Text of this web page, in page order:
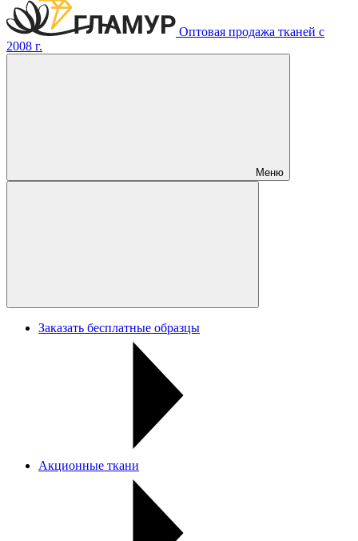
Оптовая продажа тканей с
2008 г.
Меню
Заказать бесплатные образцы
Акционные ткани